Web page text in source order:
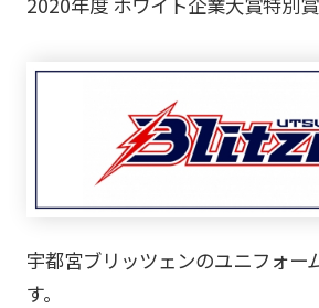
宇都宮ブリッツェンのユニフォー
す。